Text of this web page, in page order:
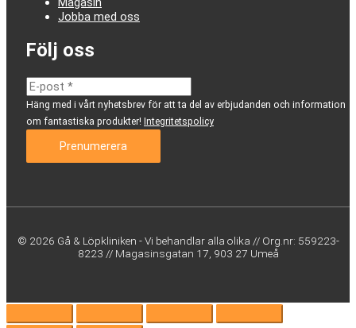
Jobba med oss
Följ oss
Häng med i vårt nyhetsbrev för att ta del av erbjudanden och information
om fantastiska produkter! Integritetspolicy
© 2026 Gå & Löpkliniken - Vi behandlar alla olika // Org.nr: 559223-
8223 // Magasinsgatan 17, 903 27 Umeå